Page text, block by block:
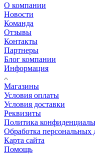
О компании
Новости
Команда
Отзывы
Контакты
Партнеры
Блог компании
Информация
Магазины
Условия оплаты
Условия доставки
Реквизиты
Политика
Обработка персональных
Карта сайта
Помощь